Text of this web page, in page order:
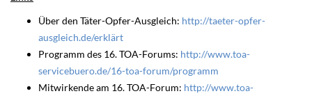
Über den Täter-Opfer-Ausgleich: http://taeter-opfer-
ausgleich.de/erklärt
Programm des 16. TOA-Forums: http://www.toa-
servicebuero.de/16-toa-forum/programm
Mitwirkende am 16. TOA-Forum: http://www.toa-